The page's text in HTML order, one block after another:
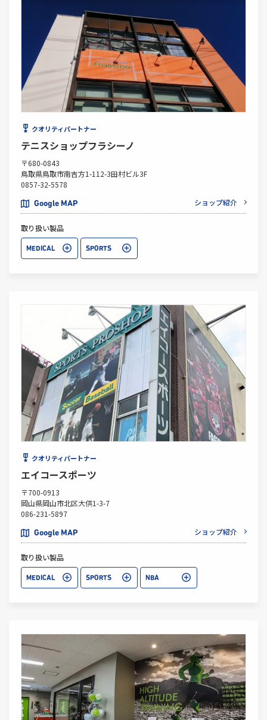
クオリティパートナー
テニスショップフラシーノ
〒680-0843
鳥取県鳥取市南吉方1-112-3田村ビル3F
0857-32-5578
Google MAP ショップ紹介
取り扱い製品
MEDICAL SPORTS
クオリティパートナー
エイコースポーツ
〒700-0913
岡山県岡山市北区大供1-3-7
086-231-5897
Google MAP ショップ紹介
取り扱い製品
MEDICAL SPORTS NBA